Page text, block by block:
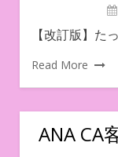
【改訂版】た
Read More
ANA CA